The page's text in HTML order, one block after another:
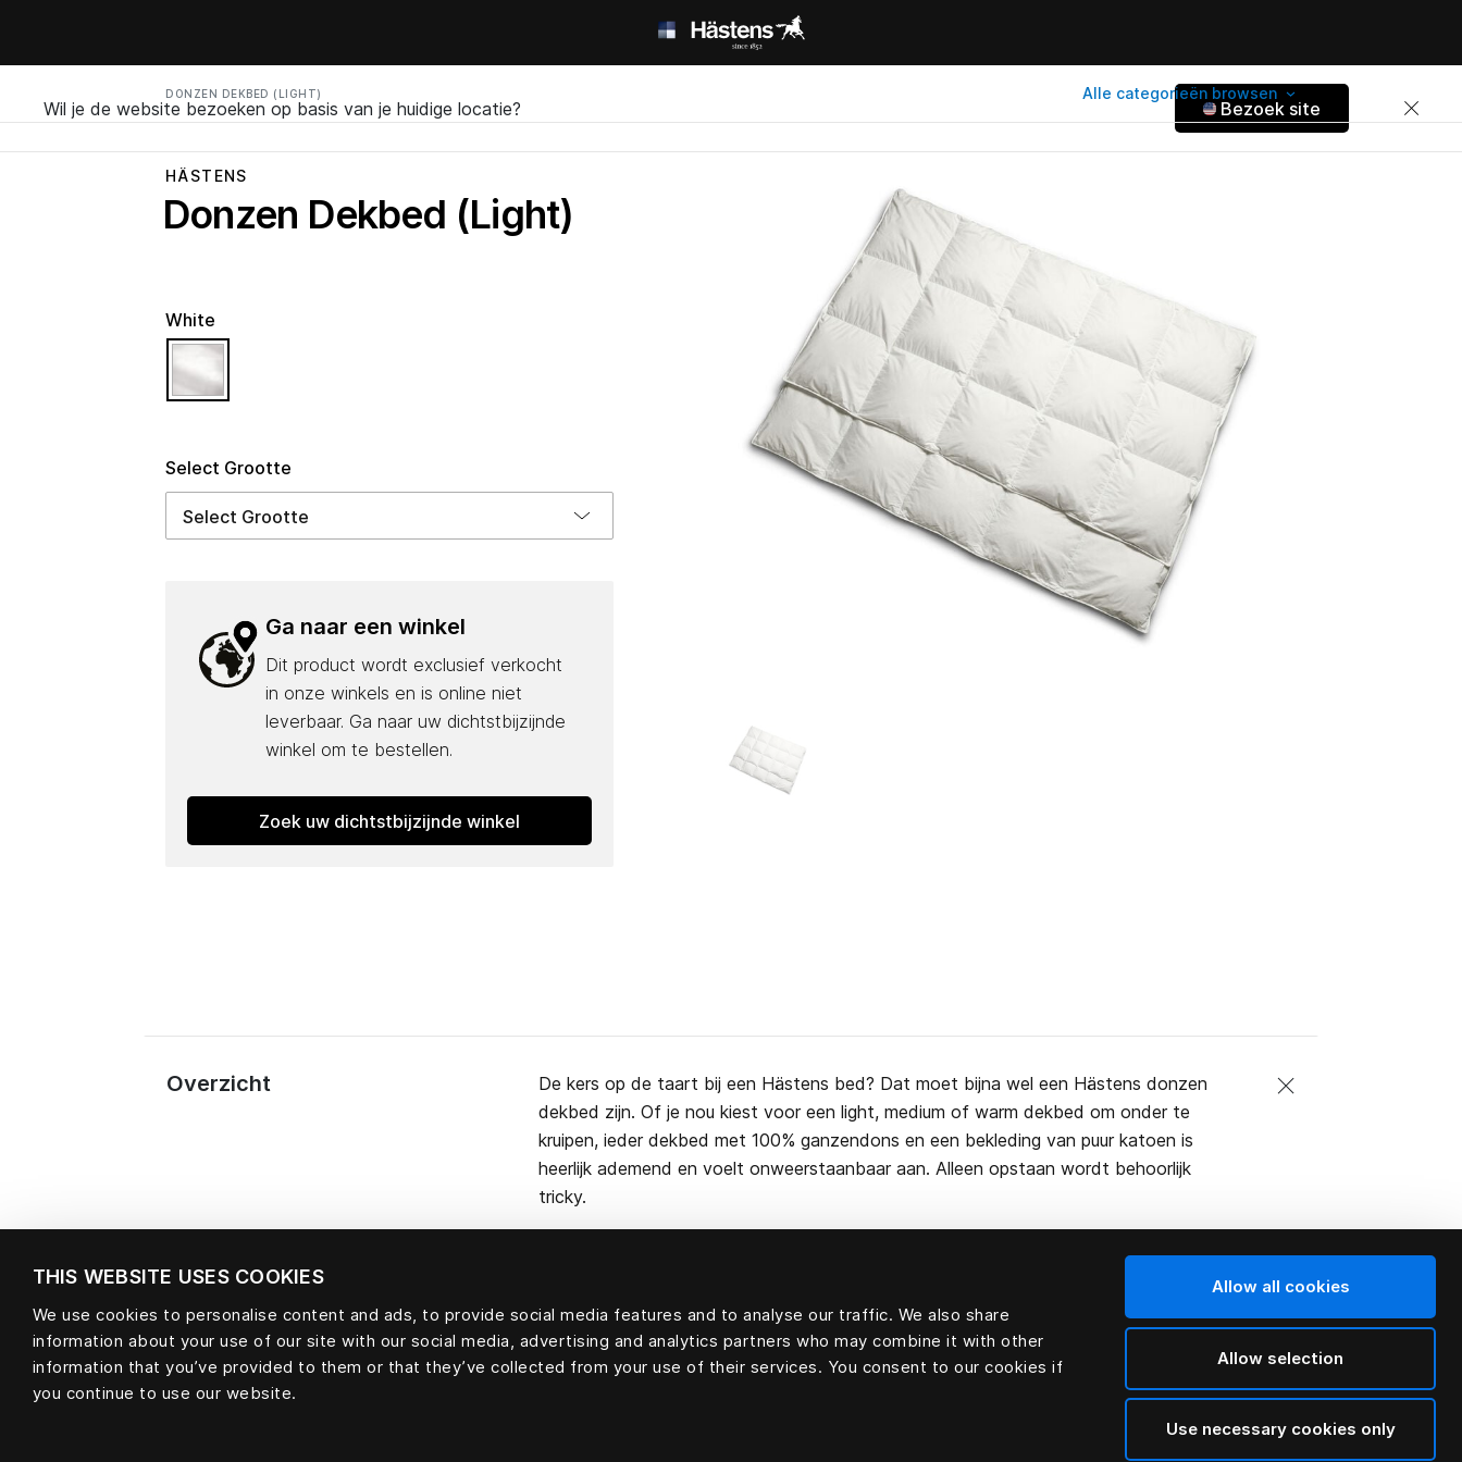
THIS WEBSITE USES COOKIES
We use cookies to personalise content and ads, to provide social media features and to analyse our traffic. We also share
information about your use of our site with our social media, advertising and analytics partners who may combine it with other
information that you’ve provided to them or that they’ve collected from your use of their services. You consent to our cookies if
you continue to use our website.
Allow all cookies
Allow selection
Use necessary cookies only
DONZEN DEKBED (LIGHT) Alle categorieën browsen
Wil je de website bezoeken op basis van je huidige locatie? Bezoek site
HÄSTENS
Donzen Dekbed (Light)
Select Grootte
White
Ga naar een winkel
Dit product wordt exclusief verkocht
in onze winkels en is online niet
leverbaar. Ga naar uw dichtstbijzijnde
winkel om te bestellen.
Zoek uw dichtstbijzijnde winkel
Overzicht
De kers op de taart bij een Hästens bed? Dat moet bijna wel een Hästens donzen
dekbed zijn. Of je nou kiest voor een light, medium of warm dekbed om onder te
kruipen, ieder dekbed met 100% ganzendons en een bekleding van puur katoen is
heerlijk ademend en voelt onweerstaanbaar aan. Alleen opstaan wordt behoorlijk
tricky.
Materiaal
Filling: 100 percent goose down
Outershell: 100 percent cotton